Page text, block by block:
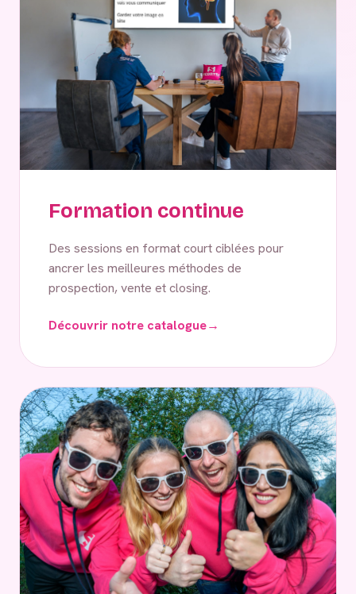
Formation continue
Des sessions en format court ciblées pour
ancrer les meilleures méthodes de
prospection, vente et closing.
Découvrir notre catalogue→